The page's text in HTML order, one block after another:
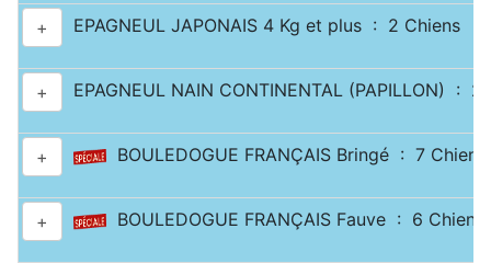
+ EPAGNEUL JAPONAIS 4 Kg et plus : 2 Chiens
+ EPAGNEUL NAIN CONTINENTAL (PAPILLON) : 2
+ BOULEDOGUE FRANÇAIS Bringé : 7 Chiens
+ BOULEDOGUE FRANÇAIS Fauve : 6 Chiens